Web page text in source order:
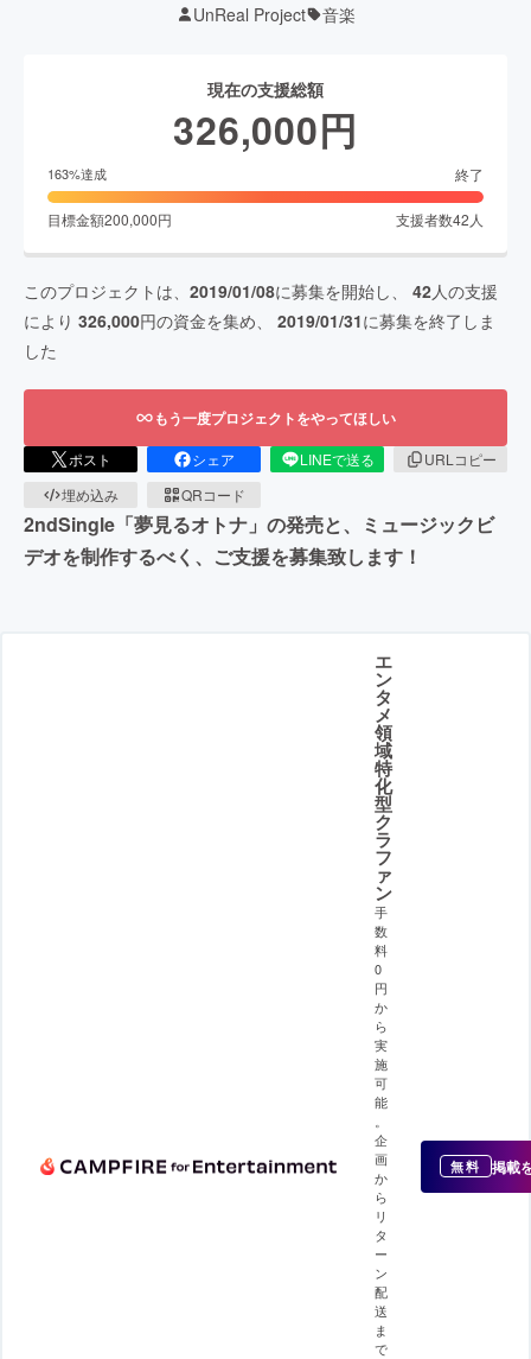
UnReal Project 音楽
現在の支援総額
326,000円
163%達成 終了
目標金額200,000円 支援者数42 人
このプロジェクトは、 2019/01/08に募集を開始し、 42人の支援
により 326,000円の資金を集め、 2019/01/31に募集を終了しま
した
もう一度プロジェクトをやってほしい
ポスト シェア LINEで送る
URLコピー
埋め込み
QRコード
2ndSingle「夢見るオトナ」の発売と、ミュージックビ
デオを制作するべく、ご支援を募集致します！
エ
ン
タ
メ
領
域
特
化
型
ク
ラ
フ
ァ
ン
手
数
料
0
円
か
ら
実
施
可
能
企
画
か
ら
リ
タ
ー
ン
配
送
ま
で
無料 掲載